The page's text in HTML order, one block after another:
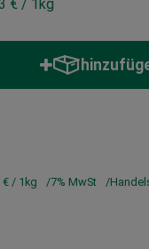
€ / 1kg
Produkt
€/ 1kg 7% MwSt